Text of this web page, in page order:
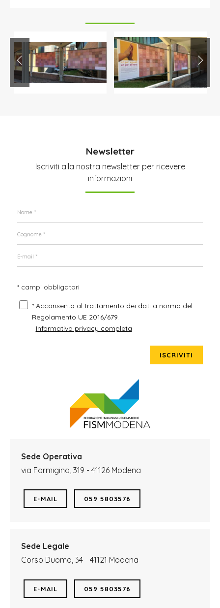
Newsletter
Iscriviti alla nostra newsletter per ricevere
informazioni
* campi obbligatori
* Acconsento al trattamento dei dati a norma del
Regolamento UE 2016/679.
Informativa privacy completa
ISCRIVITI
Sede Operativa
via Formigina, 319 - 41126 Modena
E-MAIL 059 5803576
Sede Legale
Corso Duomo, 34 - 41121 Modena
E-MAIL 059 5803576